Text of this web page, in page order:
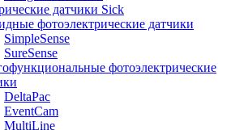
датчики Sick
фотоэлектрические датчики
SimpleSense
SureSense
фотоэлектрические
DeltaPac
EventCam
MultiLine